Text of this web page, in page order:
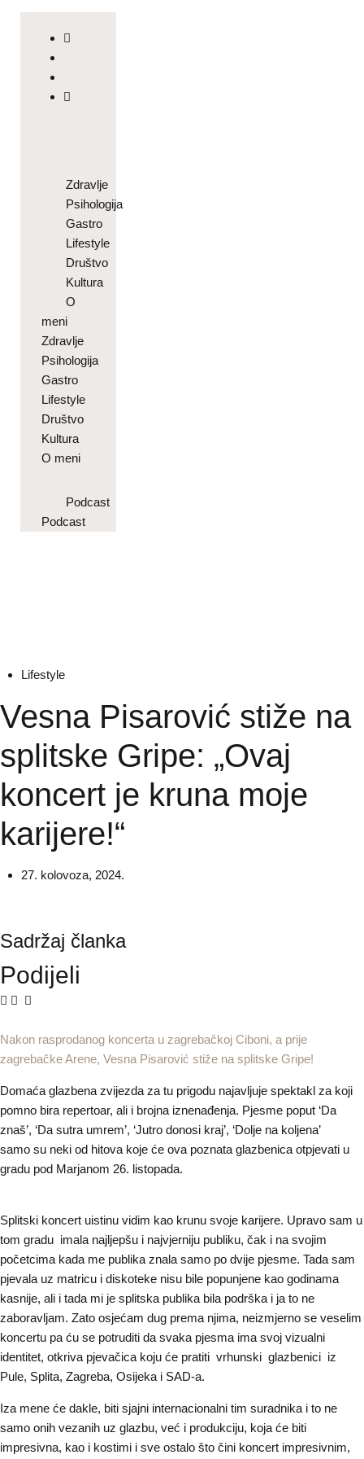
Zdravlje
Psihologija
Gastro
Lifestyle
Društvo
Kultura
O
meni
Zdravlje
Psihologija
Gastro
Lifestyle
Društvo
Kultura
O meni
Podcast
Podcast
Lifestyle
Vesna Pisarović stiže na
splitske Gripe: „Ovaj
koncert je kruna moje
karijere!“
27. kolovoza, 2024.
Sadržaj članka
Podijeli
Nakon rasprodanog koncerta u zagrebačkoj Ciboni, a prije
zagrebačke Arene, Vesna Pisarović stiže na splitske Gripe!
Domaća glazbena zvijezda za tu prigodu najavljuje spektakl za koji
pomno bira repertoar, ali i brojna iznenađenja. Pjesme poput ‘Da
znaš’, ‘Da sutra umrem’, ‘Jutro donosi kraj’, ‘Dolje na koljena’
samo su neki od hitova koje će ova poznata glazbenica otpjevati u
gradu pod Marjanom 26. listopada.
Splitski koncert uistinu vidim kao krunu svoje karijere. Upravo sam u
tom gradu imala najljepšu i najvjerniju publiku, čak i na svojim
početcima kada me publika znala samo po dvije pjesme. Tada sam
pjevala uz matricu i diskoteke nisu bile popunjene kao godinama
kasnije, ali i tada mi je splitska publika bila podrška i ja to ne
zaboravljam. Zato osjećam dug prema njima, neizmjerno se veselim
koncertu pa ću se potruditi da svaka pjesma ima svoj vizualni
identitet, otkriva pjevačica koju će pratiti vrhunski glazbenici iz
Pule, Splita, Zagreba, Osijeka i SAD-a.
Iza mene će dakle, biti sjajni internacionalni tim suradnika i to ne
samo onih vezanih uz glazbu, već i produkciju, koja će biti
impresivna, kao i kostimi i sve ostalo što čini koncert impresivnim,